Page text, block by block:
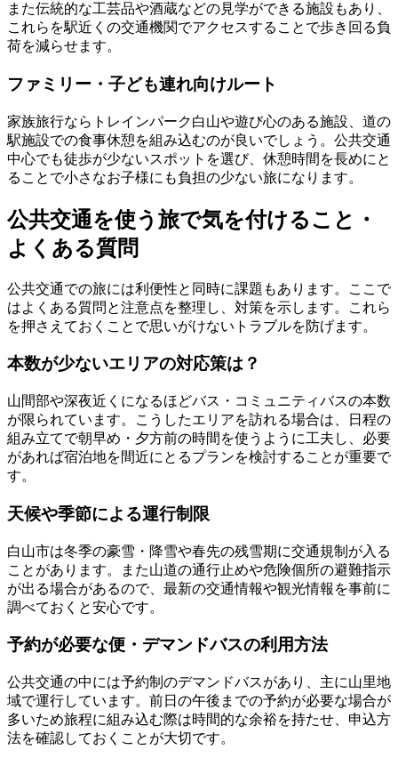
また伝統的な工芸品や酒蔵などの見学ができる施設もあり、
これらを駅近くの交通機関でアクセスすることで歩き回る負
荷を減らせます。
ファミリー・子ども連れ向けルート
家族旅行ならトレインパーク白山や遊び心のある施設、道の
駅施設での食事休憩を組み込むのが良いでしょう。公共交通
中心でも徒歩が少ないスポットを選び、休憩時間を長めにと
ることで小さなお子様にも負担の少ない旅になります。
公共交通を使う旅で気を付けること・
よくある質問
公共交通での旅には利便性と同時に課題もあります。ここで
はよくある質問と注意点を整理し、対策を示します。これら
を押さえておくことで思いがけないトラブルを防げます。
本数が少ないエリアの対応策は？
山間部や深夜近くになるほどバス・コミュニティバスの本数
が限られています。こうしたエリアを訪れる場合は、日程の
組み立てで朝早め・夕方前の時間を使うように工夫し、必要
があれば宿泊地を間近にとるプランを検討することが重要で
す。
天候や季節による運行制限
白山市は冬季の豪雪・降雪や春先の残雪期に交通規制が入る
ことがあります。また山道の通行止めや危険個所の避難指示
が出る場合があるので、最新の交通情報や観光情報を事前に
調べておくと安心です。
予約が必要な便・デマンドバスの利用方法
公共交通の中には予約制のデマンドバスがあり、主に山里地
域で運行しています。前日の午後までの予約が必要な場合が
多いため旅程に組み込む際は時間的な余裕を持たせ、申込方
法を確認しておくことが大切です。